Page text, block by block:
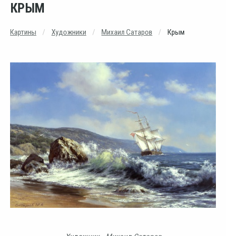
КРЫМ
Картины Художники Михаил Сатаров Крым